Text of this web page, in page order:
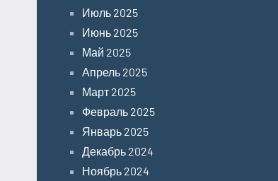
Июль 2025
Июнь 2025
Май 2025
Апрель 2025
Март 2025
Февраль 2025
Январь 2025
Декабрь 2024
Ноябрь 2024